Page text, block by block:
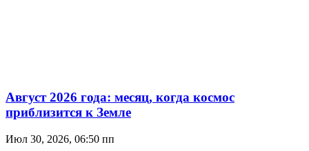
Август 2026 года: месяц, когда космос
приблизится к Земле
Июл 30, 2026, 06:50 пп